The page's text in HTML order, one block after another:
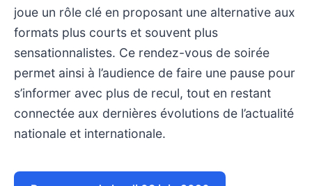
joue un rôle clé en proposant une alternative aux
formats plus courts et souvent plus
sensationnalistes. Ce rendez-vous de soirée
permet ainsi à l’audience de faire une pause pour
s’informer avec plus de recul, tout en restant
connectée aux dernières évolutions de l’actualité
nationale et internationale.